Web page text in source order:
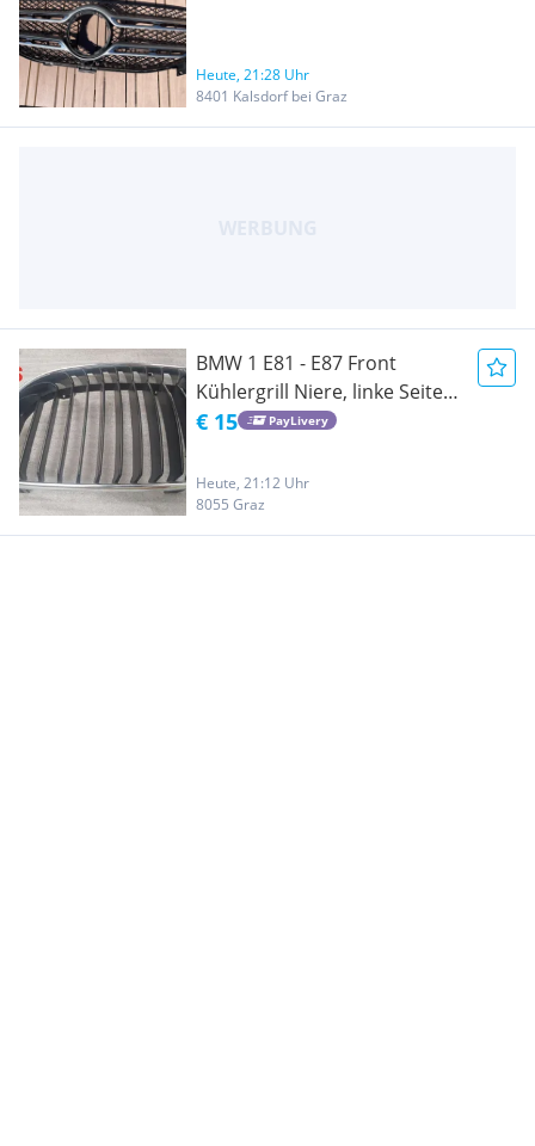
Heute, 21:28 Uhr
8401 Kalsdorf bei Graz
BMW 1 E81 - E87 Front
Kühlergrill Niere, linke Seite
Teilenummer 70771299
€ 15 PayLivery
Heute, 21:12 Uhr
8055 Graz